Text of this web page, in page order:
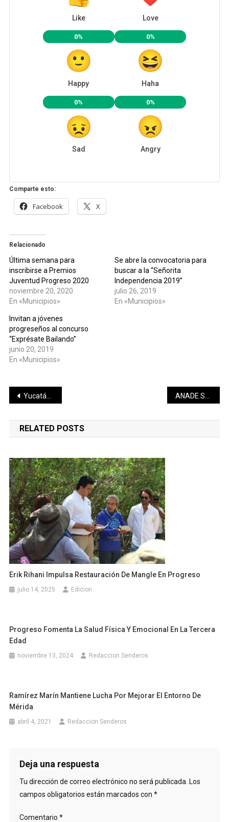
Like Love
0%
Happy
0%
Haha
0%
Sad
0%
Angry
Comparte esto:
Facebook X
Relacionado
Última semana para
inscribirse a Premios
Juventud Progreso 2020
noviembre 20, 2020
En «Municipios»
Se abre la convocatoria para
buscar a la “Señorita
Independencia 2019”
julio 26, 2019
En «Municipios»
Invitan a jóvenes
progreseños al concurso
“Exprésate Bailando”
junio 20, 2019
En «Municipios»
Navegación
de
entradas
Yucatán continúa el camino para ser el mejor destino de México
RELATED POSTS
Erik Rihani Impulsa Restauración De Mangle En Progreso
julio 14, 2025 Edicion
Progreso Fomenta La Salud Física Y Emocional En La Tercera
Edad
noviembre 13, 2024 Redaccion Senderos
Ramírez Marín Mantiene Lucha Por Mejorar El Entorno De
Mérida
abril 4, 2021 Redaccion Senderos
Deja una respuesta
Tu dirección de correo electrónico no será publicada. Los
campos obligatorios están marcados con *
Comentario *